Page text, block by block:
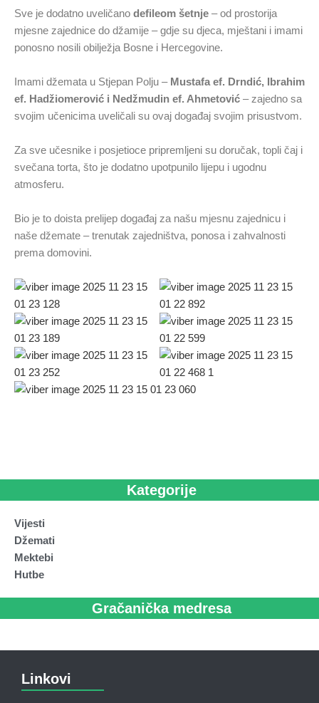
Sve je dodatno uveličano defileom šetnje – od prostorija
mjesne zajednice do džamije – gdje su djeca, mještani i imami
ponosno nosili obilježja Bosne i Hercegovine.
Imami džemata u Stjepan Polju – Mustafa ef. Drndić, Ibrahim
ef. Hadžiomerović i Nedžmudin ef. Ahmetović – zajedno sa
svojim učenicima uveličali su ovaj događaj svojim prisustvom.
Za sve učesnike i posjetioce pripremljeni su doručak, topli čaj i
svečana torta, što je dodatno upotpunilo lijepu i ugodnu
atmosferu.
Bio je to doista prelijep događaj za našu mjesnu zajednicu i
naše džemate – trenutak zajedništva, ponosa i zahvalnosti
prema domovini.
Kategorije
Vijesti
Džemati
Mektebi
Hutbe
Gračanička medresa
Linkovi